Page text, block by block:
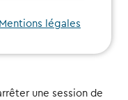
une session de
Mentions légales